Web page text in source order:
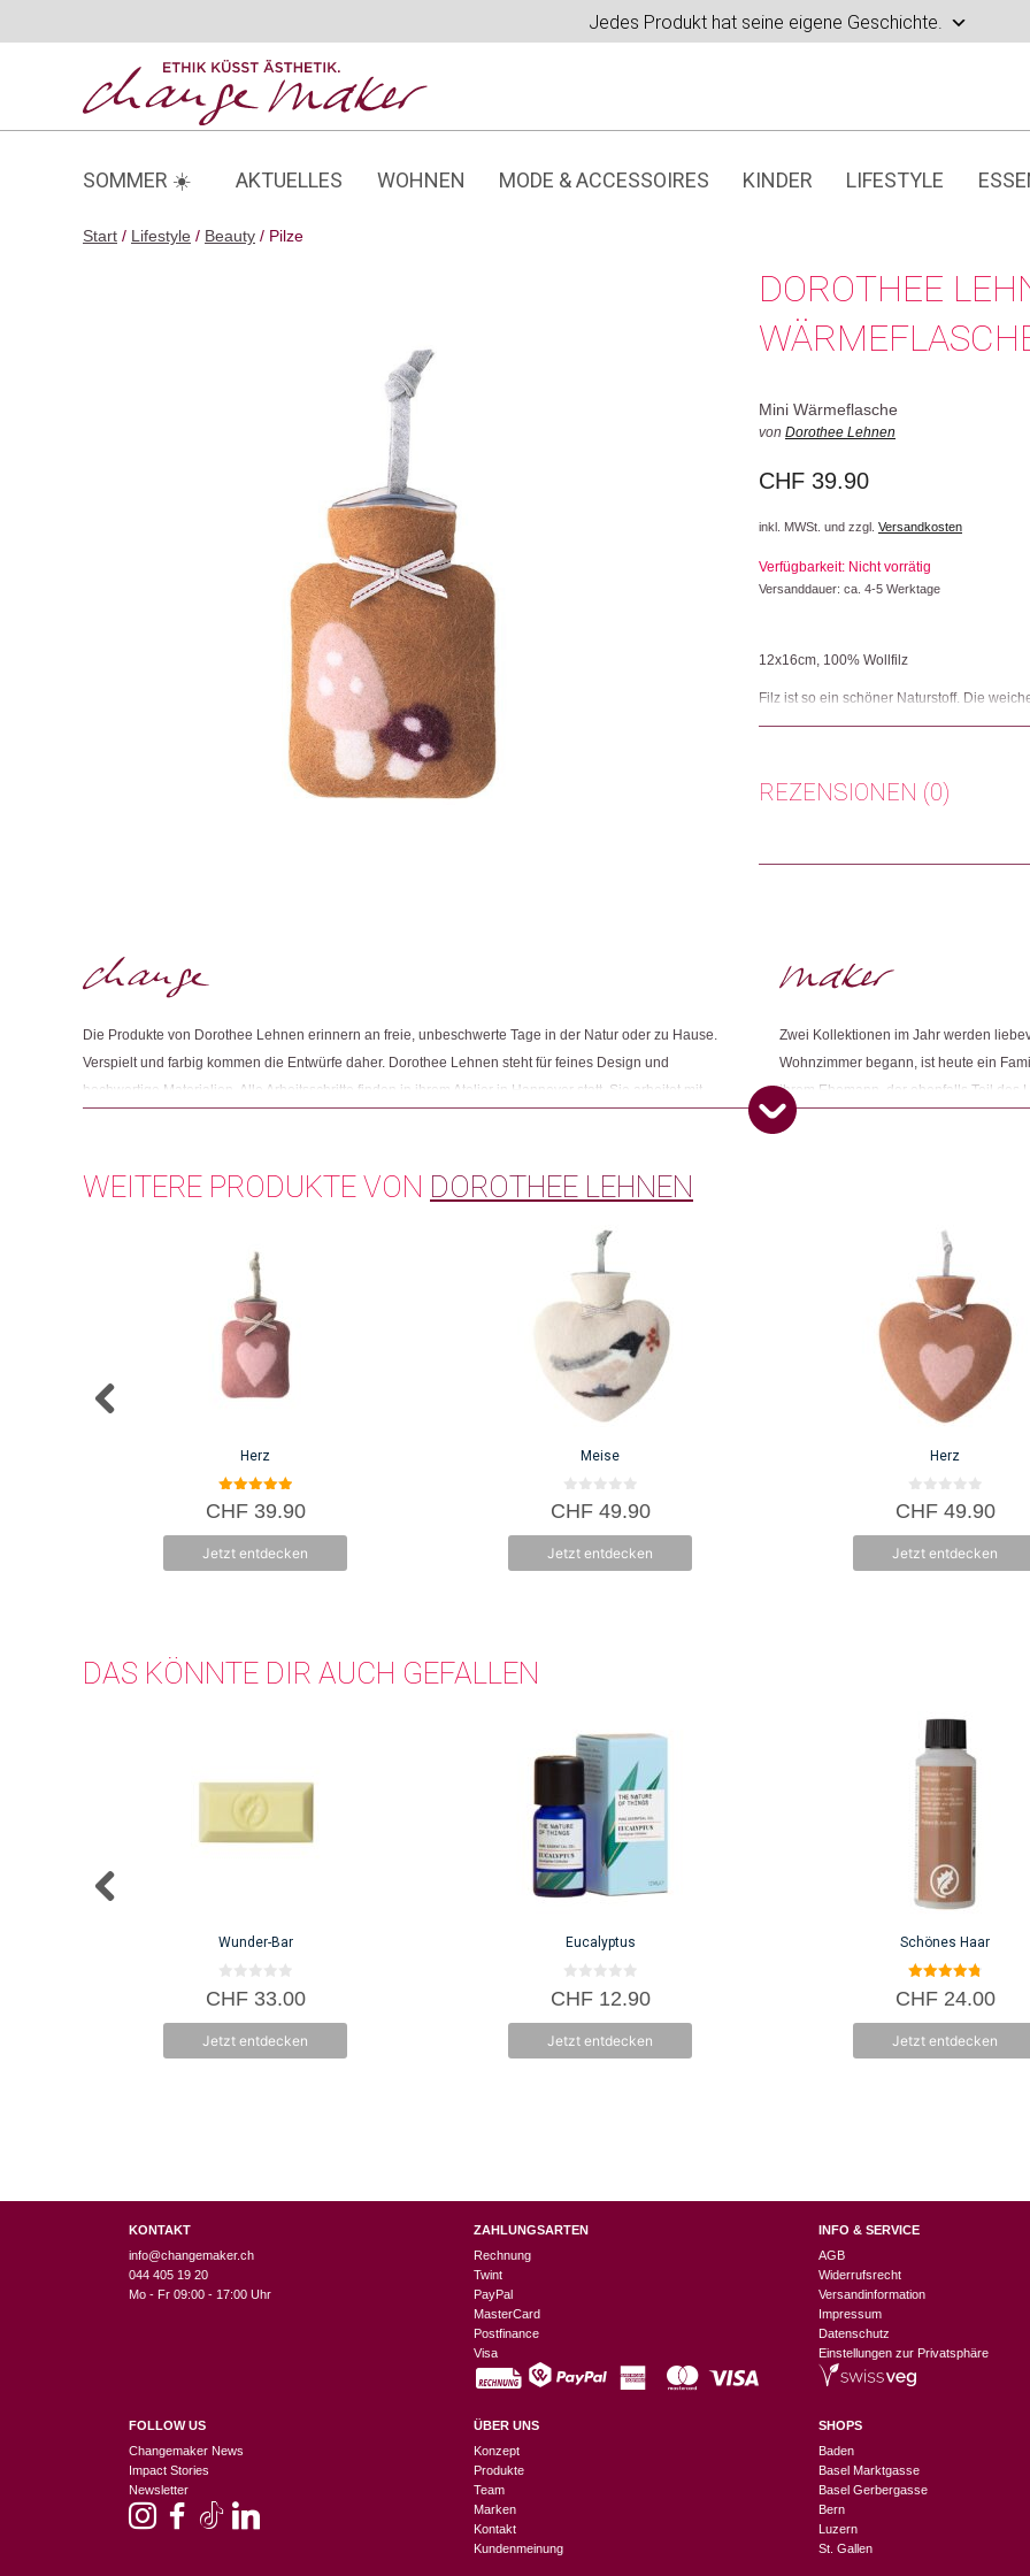
Jedes Produkt hat seine eigene Geschichte.
SOMMER ☀️ AKTUELLES WOHNEN MODE & ACCESSOIRES KINDER LIFESTYLE
Start / Lifestyle / Beauty / Pilze
DOROTHEE
Mini Wärmeflasche
von Dorothee Lehnen
CHF 39.90
inkl. MWSt. und zzgl. Versandkosten
Verfügbarkeit: Nicht vorrätig
Versanddauer: ca. 4-5 Werktage
12x16cm, 100% Wollfilz
Filz ist so ein schöner Naturstoff. Die
Richtige für eine kleine Auszeit auf dem
Produktion: Deutschland
REZENSIONEN (0)
Die Produkte von Dorothee Lehnen erinnern an freie, unbeschwerte Tage in der Natur oder zu Hause.
Verspielt und farbig kommen die Entwürfe daher. Dorothee Lehnen steht für feines Design und
hochwertige Materialien. Alle Arbeitsschritte finden in ihrem Atelier in Hannover statt. Sie arbeitet mit
hochwertigem Leder, Leinen oder Seide.
Zwei Kollektionen im Jahr werden
Wohnzimmer begann, ist heute ein
ihrem Ehemann, der ebenfalls Teil des
die Administration und den Vertrieb.
WEITERE PRODUKTE VON DOROTHEE LEHNEN
Herz
5.00
von 5
CHF39.90
Jetzt entdecken
Meise
0
v
5
CHF49.90
Jetzt entdecken
Herz
0
v
5
CHF49.90
Jetzt entdecken
DAS KÖNNTE DIR AUCH GEFALLEN
Wunder-Bar
0
v
5
CHF33.00
Jetzt entdecken
Eucalyptus
0
v
5
CHF12.90
Jetzt entdecken
Schönes Haar
4.83
von 5
CHF24.00
Jetzt entdecken
KONTAKT
info@changemaker.ch
044 405 19 20
Mo - Fr 09:00 - 17:00 Uhr
FOLLOW US
Changemaker News
Impact Stories
Newsletter
ZAHLUNGSARTEN
Rechnung
Twint
PayPal
MasterCard
Postfinance
Visa
ÜBER UNS
Konzept
Produkte
Team
Marken
Kontakt
Kundenmeinung
INFO & SERVICE
AGB
Widerrufsrecht
Versandinformation
Impressum
Datenschutz
Einstellungen zur Privatsphäre
SHOPS
Baden
Basel Marktgasse
Basel Gerbergasse
Bern
Luzern
St. Gallen